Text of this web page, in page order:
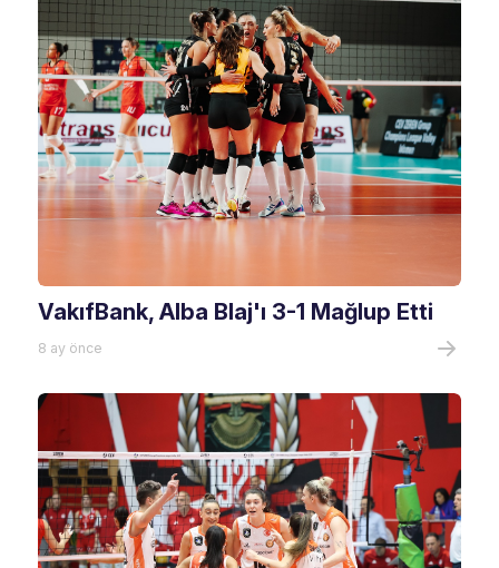
VakıfBank, Alba Blaj'ı 3-1 Mağlup Etti
8 ay önce